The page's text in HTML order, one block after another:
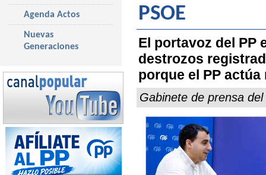
PSOE
El portavoz del PP
destrozos
porque el PP actúa
Gabinete de prensa
Agenda Actos
Nuevas
Generaciones